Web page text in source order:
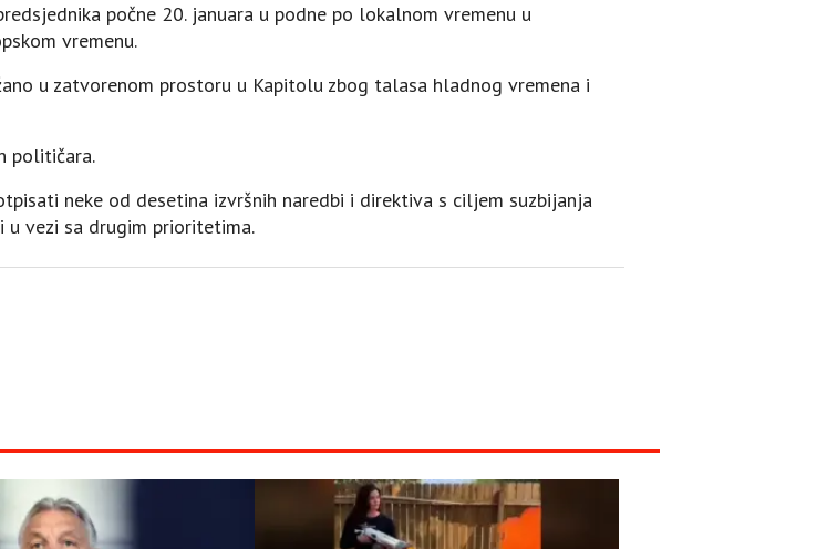
počne 20. januara u podne po lokalnom vremenu u
vremenu.
u zatvorenom prostoru u Kapitolu zbog talasa hladnog vremena i
političara.
neke od desetina izvršnih naredbi i direktiva s ciljem suzbijanja
u vezi sa drugim prioritetima.